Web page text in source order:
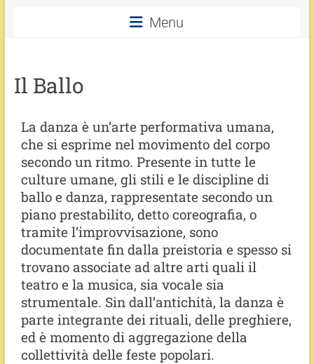
Menu
Il Ballo
La danza è un’arte performativa umana,
che si esprime nel movimento del corpo
secondo un ritmo. Presente in tutte le
culture umane, gli stili e le discipline di
ballo e danza, rappresentate secondo un
piano prestabilito, detto coreografia, o
tramite l’improvvisazione, sono
documentate fin dalla preistoria e spesso si
trovano associate ad altre arti quali il
teatro e la musica, sia vocale sia
strumentale. Sin dall’antichità, la danza è
parte integrante dei rituali, delle preghiere,
ed è momento di aggregazione della
collettività delle feste popolari.